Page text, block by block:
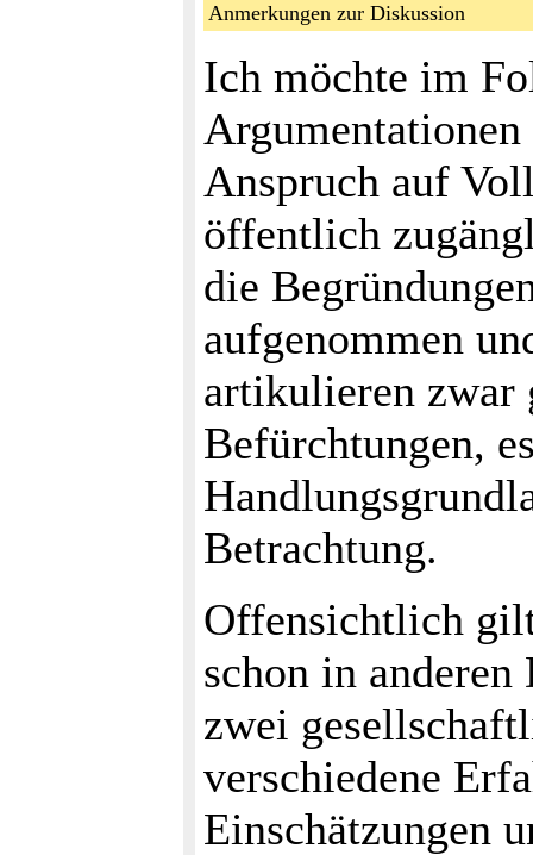
Anmerkungen zur Diskussion
Ich möchte im
Anspruch auf
öffentlich
die
aufgenommen
artikulieren zwar
Befürchtungen,
Betrachtung.
Offensichtlich
schon in
zwei
verschiedene
Einschätzungen